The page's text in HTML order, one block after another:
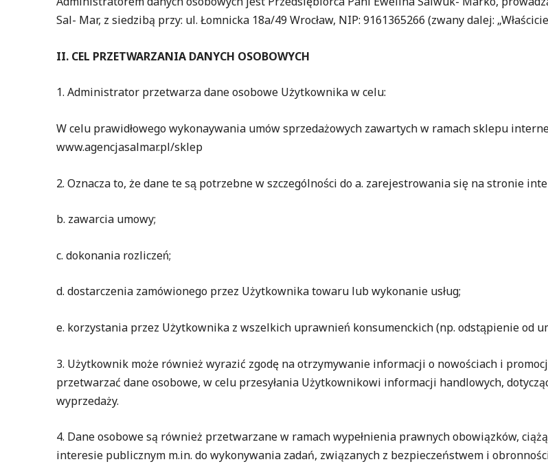
Sal- Mar, z siedzibą przy: ul. Łomnicka 18a/49 Wrocław, NIP: 9161365266 (zwany dalej:
II. CEL PRZETWARZANIA DANYCH OSOBOWYCH
1. Administrator przetwarza dane osobowe Użytkownika w celu:
W celu prawidłowego wykonaywania umów sprzedażowych zawartych w ramach sklepu
www.agencjasalmar.pl/sklep
2. Oznacza to, że dane te są potrzebne w szczególności do a. zarejestrowania się na stronie
b. zawarcia umowy;
c. dokonania rozliczeń;
d. dostarczenia zamówionego przez Użytkownika towaru lub wykonanie usług;
e. korzystania przez Użytkownika z wszelkich uprawnień konsumenckich (np. odstąpienie od
3. Użytkownik może również wyrazić zgodę na otrzymywanie informacji o nowościach i
przetwarzać dane osobowe, w celu przesyłania Użytkownikowi informacji handlowych,
wyprzedaży.
4. Dane osobowe są również przetwarzane w ramach wypełnienia prawnych obowiązków,
interesie publicznym m.in. do wykonywania zadań, związanych z bezpieczeństwem i